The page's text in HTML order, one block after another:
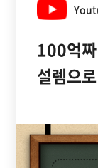
100억
설렘으